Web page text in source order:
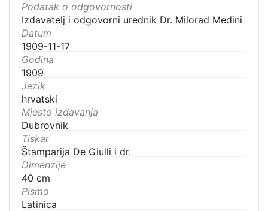
Podatak o odgovornosti
Izdavatelj i odgovorni urednik Dr. Milorad Medini
Datum
1909-11-17
Godina
1909
Jezik
hrvatski
Mjesto izdavanja
Dubrovnik
Tiskar
Štamparija De Giulli i dr.
Dimenzije
40 cm
Pismo
Latinica